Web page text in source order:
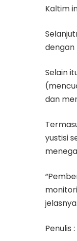
Kaltim
dengan
Selain
dan
yustisi
jelasnya.
Penulis